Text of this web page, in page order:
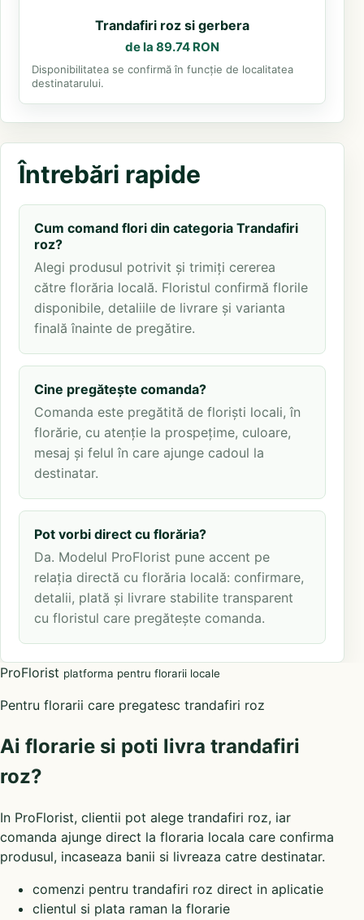
Trandafiri roz si gerbera
de la 89.74 RON
Disponibilitatea se confirmă în funcție de localitatea
destinatarului.
Întrebări rapide
Cum comand flori din categoria Trandafiri
roz?
Alegi produsul potrivit și trimiți cererea
către florăria locală. Floristul confirmă florile
disponibile, detaliile de livrare și varianta
finală înainte de pregătire.
Cine pregătește comanda?
Comanda este pregătită de floriști locali, în
florărie, cu atenție la prospețime, culoare,
mesaj și felul în care ajunge cadoul la
destinatar.
Pot vorbi direct cu florăria?
Da. Modelul ProFlorist pune accent pe
relația directă cu florăria locală: confirmare,
detalii, plată și livrare stabilite transparent
cu floristul care pregătește comanda.
ProFlorist platforma pentru florarii locale
Pentru florarii care pregatesc trandafiri roz
Ai florarie si poti livra trandafiri
roz?
In ProFlorist, clientii pot alege trandafiri roz, iar
comanda ajunge direct la floraria locala care confirma
produsul, incaseaza banii si livreaza catre destinatar.
comenzi pentru trandafiri roz direct in aplicatie
clientul si plata raman la florarie